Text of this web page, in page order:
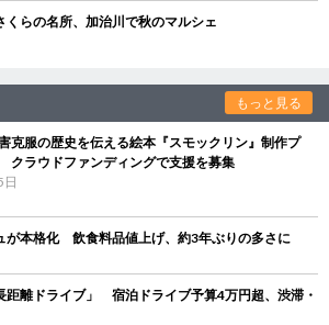
らの名所、加治川で秋のマルシェ
もっと見る
克服の歴史を伝える絵本『スモックリン』制作プ
クラウドファンディングで支援を募集
が本格化 飲食料品値上げ、約3年ぶりの多さに
距離ドライブ」 宿泊ドライブ予算4万円超、渋滞・